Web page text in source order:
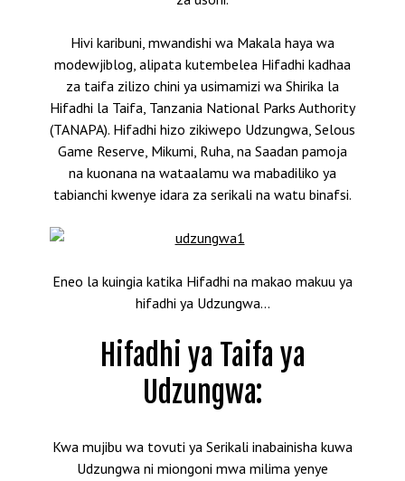
Hivi karibuni, mwandishi wa Makala haya wa
modewjiblog, alipata kutembelea Hifadhi kadhaa
za taifa zilizo chini ya usimamizi wa Shirika la
Hifadhi la Taifa, Tanzania National Parks Authority
(TANAPA). Hifadhi hizo zikiwepo Udzungwa, Selous
Game Reserve, Mikumi, Ruha, na Saadan pamoja
na kuonana na wataalamu wa mabadiliko ya
tabianchi kwenye idara za serikali na watu binafsi.
Eneo la kuingia katika Hifadhi na makao makuu ya
hifadhi ya Udzungwa…
Hifadhi ya Taifa ya
Udzungwa:
Kwa mujibu wa tovuti ya Serikali inabainisha kuwa
Udzungwa ni miongoni mwa milima yenye